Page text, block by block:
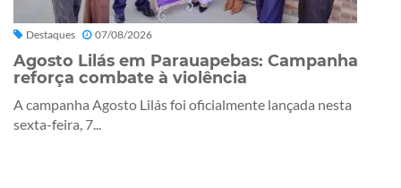
Destaques 07/08/2026
Agosto Lilás em Parauapebas: Campanha
reforça combate à violência
A campanha Agosto Lilás foi oficialmente lançada nesta
sexta-feira, 7...